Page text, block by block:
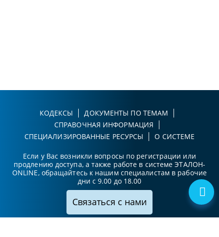
КОДЕКСЫ
ДОКУМЕНТЫ ПО ТЕМАМ
СПРАВОЧНАЯ ИНФОРМАЦИЯ
СПЕЦИАЛИЗИРОВАННЫЕ РЕСУРСЫ
О СИСТЕМЕ
Если у Вас возникли вопросы по регистрации или
продлению доступа, а также работе в системе ЭТАЛОН-
ONLINE, обращайтесь к нашим специалистам в рабочие
дни с 9.00 до 18.00
Связаться с нами